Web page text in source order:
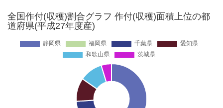
全国作付(収穫)割合グラフ 作付(収穫)面積上位の都
道府県(平成27年度産)